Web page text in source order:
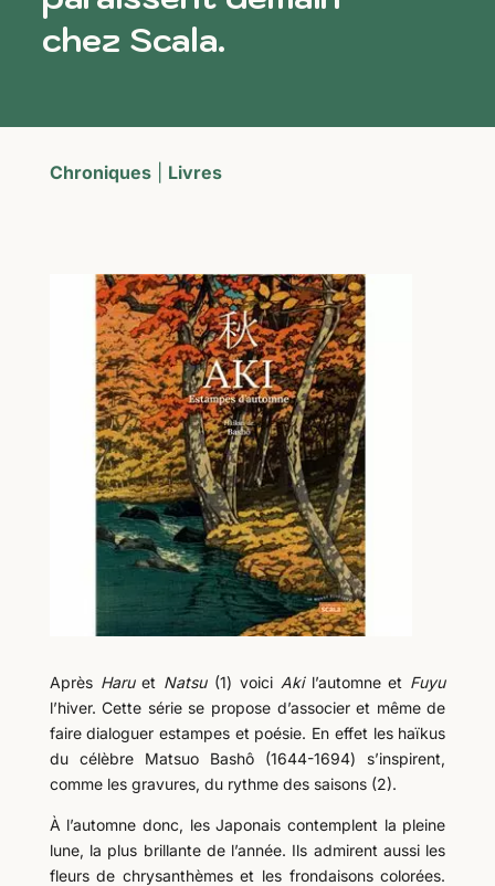
chez Scala.
Chroniques| Livres
Après Haruet Natsu(1) voici Akil’automne et Fuyu
l’hiver. Cette série se propose d’associer et même de
faire dialoguer estampes et poésie. En effet les haïkus
du célèbre Matsuo Bashô (1644-1694) s’inspirent,
comme les gravures, du rythme des saisons (2).
À l’automne donc, les Japonais contemplent la pleine
lune, la plus brillante de l’année. Ils admirent aussi les
fleurs de chrysanthèmes et les frondaisons colorées.